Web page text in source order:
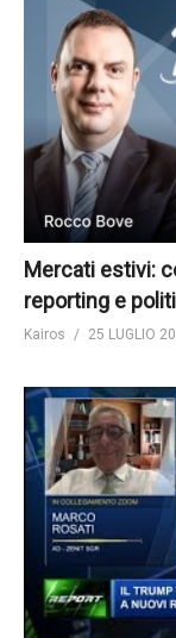
Mercati estivi:
reporting e
Kairos 25 LUGLIO